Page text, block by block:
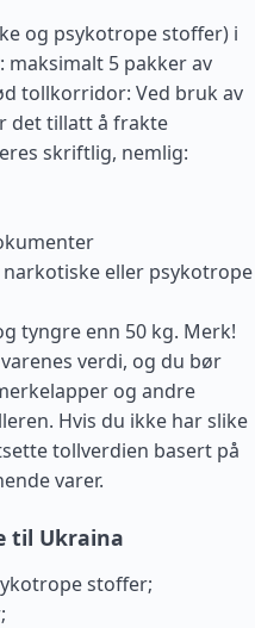
og psykotrope stoffer) i
maksimalt 5 pakker av
tollkorridor: Ved bruk av
det tillatt å frakte
skriftlig, nemlig:
eller psykotrope
tyngre enn 50 kg. Merk!
verdi, og du bør
og andre
Hvis du ikke har slike
tollverdien basert på
varer.
til Ukraina
stoffer;